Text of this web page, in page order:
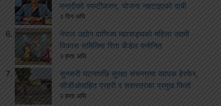
मन्त्रीको स्पष्टीकरण, योजना नहटाइएको दाबी
२ दिन अघि
नेपाल उद्योग वाणिज्य महासङ्घको महिला उद्यमी
विकास समितिमा रिता कँडेल मनोनित
२ हप्ता अघि
सुनसरी घटनापछि सुरक्षा संयन्त्रमा व्यापक हेरफेर,
सीडीओसहित प्रहरी र सशस्त्रका प्रमुख फिर्ता
२ हप्ता अघि